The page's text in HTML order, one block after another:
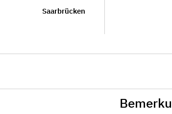
Saarbrücken